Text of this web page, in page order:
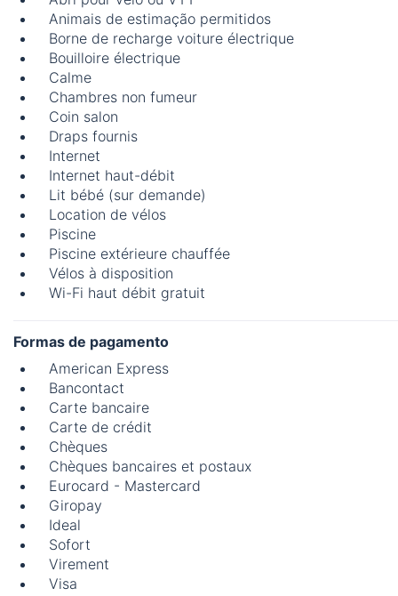
Animais de estimação permitidos
Borne de recharge voiture électrique
Bouilloire électrique
Calme
Chambres non fumeur
Coin salon
Draps fournis
Internet
Internet haut-débit
Lit bébé (sur demande)
Location de vélos
Piscine
Piscine extérieure chauffée
Vélos à disposition
Wi-Fi haut débit gratuit
Formas de pagamento
American Express
Bancontact
Carte bancaire
Carte de crédit
Chèques
Chèques bancaires et postaux
Eurocard - Mastercard
Giropay
Ideal
Sofort
Virement
Visa